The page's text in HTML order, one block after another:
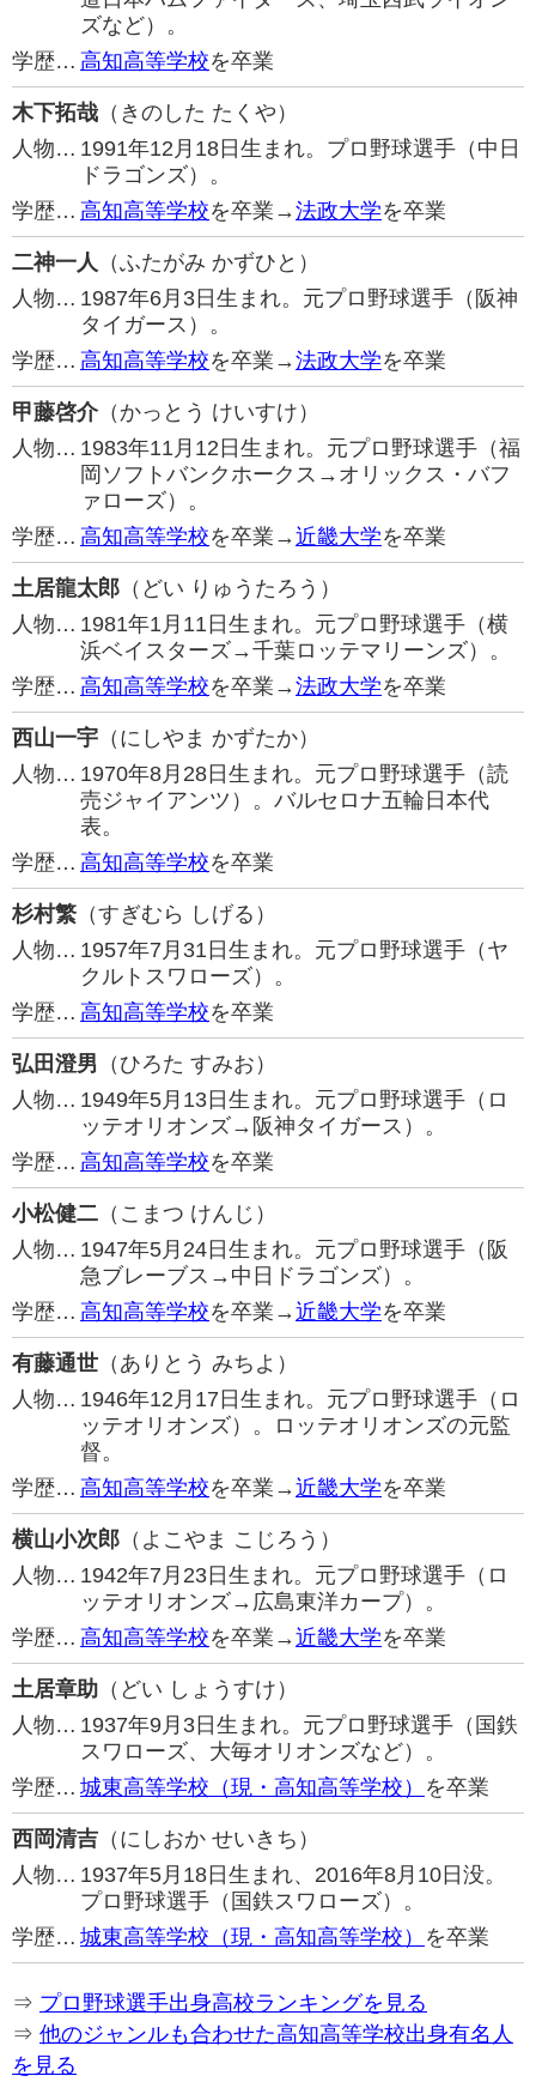
ズなど）。
学歴… 高知高等学校を卒業
木下拓哉 （きのした たくや）
人物… 1991年12月18日生まれ。プロ野球選手（中日
ドラゴンズ）。
学歴… 高知高等学校を卒業→法政大学を卒業
二神一人 （ふたがみ かずひと）
人物… 1987年6月3日生まれ。元プロ野球選手（阪神
タイガース）。
学歴… 高知高等学校を卒業→法政大学を卒業
甲藤啓介（かっとう けいすけ）
人物… 1983年11月12日生まれ。元プロ野球選手（福
岡ソフトバンクホークス→オリックス・バフ
ァローズ）。
学歴… 高知高等学校を卒業→近畿大学を卒業
土居龍太郎 （どい りゅうたろう）
人物… 1981年1月11日生まれ。元プロ野球選手（横
浜ベイスターズ→千葉ロッテマリーンズ）。
学歴… 高知高等学校を卒業→法政大学を卒業
西山一宇 （にしやま かずたか）
人物… 1970年8月28日生まれ。元プロ野球選手（読
売ジャイアンツ）。バルセロナ五輪日本代
表。
学歴… 高知高等学校を卒業
杉村繁 （すぎむら しげる）
人物… 1957年7月31日生まれ。元プロ野球選手（ヤ
クルトスワローズ）。
学歴… 高知高等学校を卒業
弘田澄男 （ひろた すみお）
人物… 1949年5月13日生まれ。元プロ野球選手（ロ
ッテオリオンズ→阪神タイガース）。
学歴… 高知高等学校を卒業
小松健二 （こまつ けんじ）
人物… 1947年5月24日生まれ。元プロ野球選手（阪
急ブレーブス→中日ドラゴンズ）。
学歴… 高知高等学校を卒業→近畿大学を卒業
有藤通世 （ありとう みちよ）
人物… 1946年12月17日生まれ。元プロ野球選手（ロ
ッテオリオンズ）。ロッテオリオンズの元監
督。
学歴… 高知高等学校を卒業→近畿大学を卒業
横山小次郎 （よこやま こじろう）
人物… 1942年7月23日生まれ。元プロ野球選手（ロ
ッテオリオンズ→広島東洋カープ）。
学歴… 高知高等学校を卒業→近畿大学を卒業
土居章助 （どい しょうすけ）
人物… 1937年9月3日生まれ。元プロ野球選手（国鉄
スワローズ、大毎オリオンズなど）。
学歴… 城東高等学校（現・高知高等学校） を卒業
西岡清吉 （にしおか せいきち）
人物… 1937年5月18日生まれ、2016年8月10日没。
プロ野球選手（国鉄スワローズ）。
学歴… 城東高等学校（現・高知高等学校） を卒業
⇒ プロ野球選手出身高校ランキングを見る
⇒ 他のジャンルも合わせた高知高等学校出身有名人
を見る